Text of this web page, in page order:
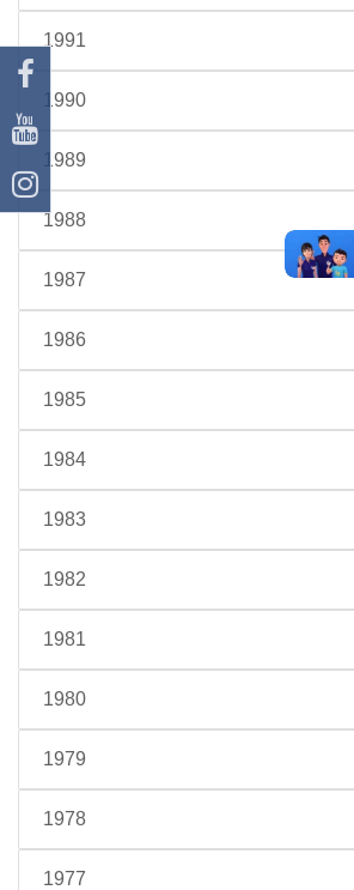
1991
1990
1989
1988
1987
1986
1985
1984
1983
1982
1981
1980
1979
1978
1977